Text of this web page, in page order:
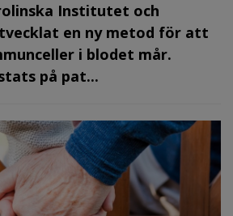
Institutet och
en ny metod för att
i blodet mår.
på pat...